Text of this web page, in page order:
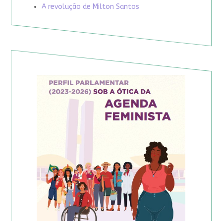
A revolução de Milton Santos